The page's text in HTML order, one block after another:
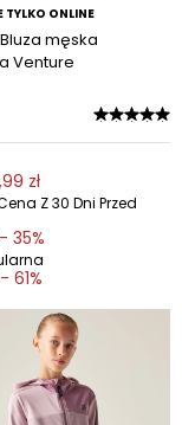
TYLKO ONLINE
męska
Venture
zł
Z 30 Dni Przed
- 35%
- 61%